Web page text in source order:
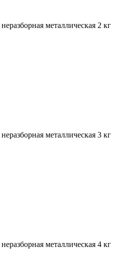
металлическая 2 кг
металлическая 3 кг
металлическая 4 кг